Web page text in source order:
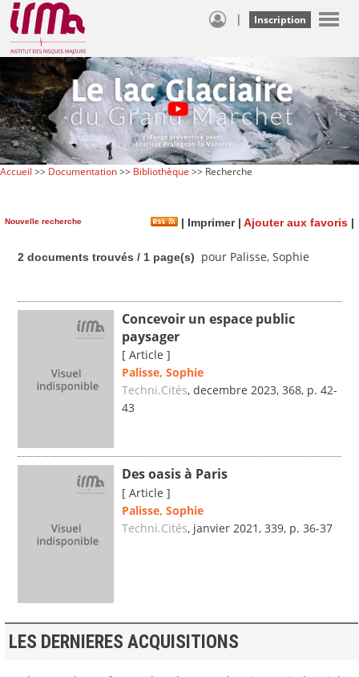
| Inscription
Accueil >> Documentation>> Bibliothèque >> Recherche
Nouvelle recherche | Imprimer| Ajouter aux favoris |
2 documents trouvés / 1 page(s) pour Palisse, Sophie
Concevoir un espace public
paysager
[ Article ]
Palisse, Sophie
Techni.Cités, decembre 2023, 368, p. 42-
43
Des oasis à Paris
[ Article ]
Palisse, Sophie
Techni.Cités, janvier 2021, 339, p. 36-37
LES DERNIERES ACQUISITIONS